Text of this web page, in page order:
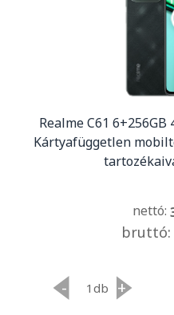
Realme C61
Kártyafüggetlen
nettó:
bruttó:
- db +